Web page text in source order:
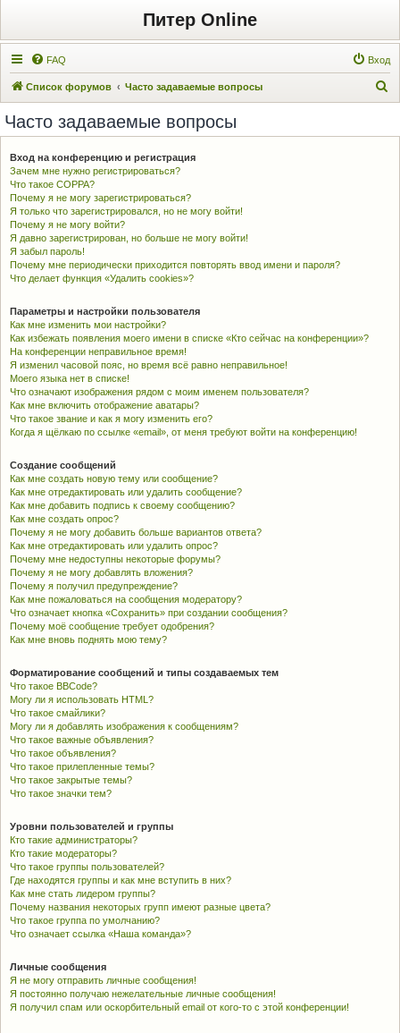
Питер Online
FAQ Вход
Список форумов Часто задаваемые вопросы
Часто задаваемые вопросы
Вход на конференцию и регистрация
Зачем мне нужно регистрироваться?
Что такое COPPA?
Почему я не могу зарегистрироваться?
Я только что зарегистрировался, но не могу войти!
Почему я не могу войти?
Я давно зарегистрирован, но больше не могу войти!
Я забыл пароль!
Почему мне периодически приходится повторять ввод имени и пароля?
Что делает функция «Удалить cookies»?
Параметры и настройки пользователя
Как мне изменить мои настройки?
Как избежать появления моего имени в списке «Кто сейчас на конференции»?
На конференции неправильное время!
Я изменил часовой пояс, но время всё равно неправильное!
Моего языка нет в списке!
Что означают изображения рядом с моим именем пользователя?
Как мне включить отображение аватары?
Что такое звание и как я могу изменить его?
Когда я щёлкаю по ссылке «email», от меня требуют войти на конференцию!
Создание сообщений
Как мне создать новую тему или сообщение?
Как мне отредактировать или удалить сообщение?
Как мне добавить подпись к своему сообщению?
Как мне создать опрос?
Почему я не могу добавить больше вариантов ответа?
Как мне отредактировать или удалить опрос?
Почему мне недоступны некоторые форумы?
Почему я не могу добавлять вложения?
Почему я получил предупреждение?
Как мне пожаловаться на сообщения модератору?
Что означает кнопка «Сохранить» при создании сообщения?
Почему моё сообщение требует одобрения?
Как мне вновь поднять мою тему?
Форматирование сообщений и типы создаваемых тем
Что такое BBCode?
Могу ли я использовать HTML?
Что такое смайлики?
Могу ли я добавлять изображения к сообщениям?
Что такое важные объявления?
Что такое объявления?
Что такое прилепленные темы?
Что такое закрытые темы?
Что такое значки тем?
Уровни пользователей и группы
Кто такие администраторы?
Кто такие модераторы?
Что такое группы пользователей?
Где находятся группы и как мне вступить в них?
Как мне стать лидером группы?
Почему названия некоторых групп имеют разные цвета?
Что такое группа по умолчанию?
Что означает ссылка «Наша команда»?
Личные сообщения
Я не могу отправить личные сообщения!
Я постоянно получаю нежелательные личные сообщения!
Я получил спам или оскорбительный email от кого-то с этой конференции!